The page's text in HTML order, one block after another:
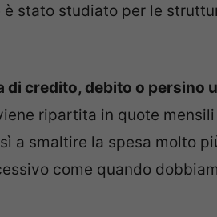
stato studiato per le
di credito, debito o persino
ripartita in quote
a smaltire la spesa molto
come quando